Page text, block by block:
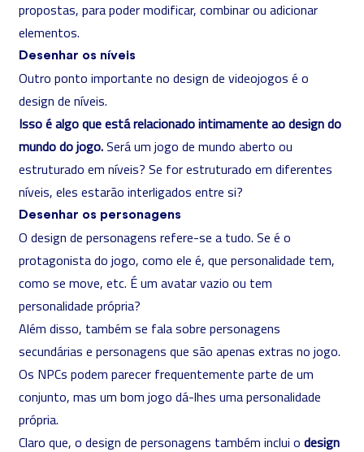
propostas, para poder modificar, combinar ou adicionar
elementos.
Desenhar os níveis
Outro ponto importante no design de videojogos é o
design de níveis.
Isso é algo que está relacionado intimamente ao design do
mundo do jogo.Será um jogo de mundo aberto ou
estruturado em níveis? Se for estruturado em diferentes
níveis, eles estarão interligados entre si?
Desenhar os personagens
O design de personagens refere-se a tudo. Se é o
protagonista do jogo, como ele é, que personalidade tem,
como se move, etc. É um avatar vazio ou tem
personalidade própria?
Além disso, também se fala sobre personagens
secundárias e personagens que são apenas extras no jogo.
Os NPCs podem parecer frequentemente parte de um
conjunto, mas um bom jogo dá-lhes uma personalidade
própria.
Claro que, o design de personagens também inclui o design